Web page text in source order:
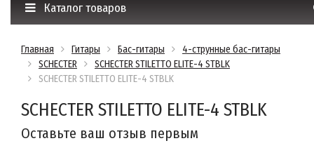
Каталог товаров
Главная Гитары Бас-гитары
4-струнные бас-гитары
SCHECTER
SCHECTER STILETTO ELITE-4 STBLK
SCHECTER STILETTO ELITE-4 STBLK
SCHECTER STILETTO ELITE-4 STBLK
Оставьте ваш отзыв первым